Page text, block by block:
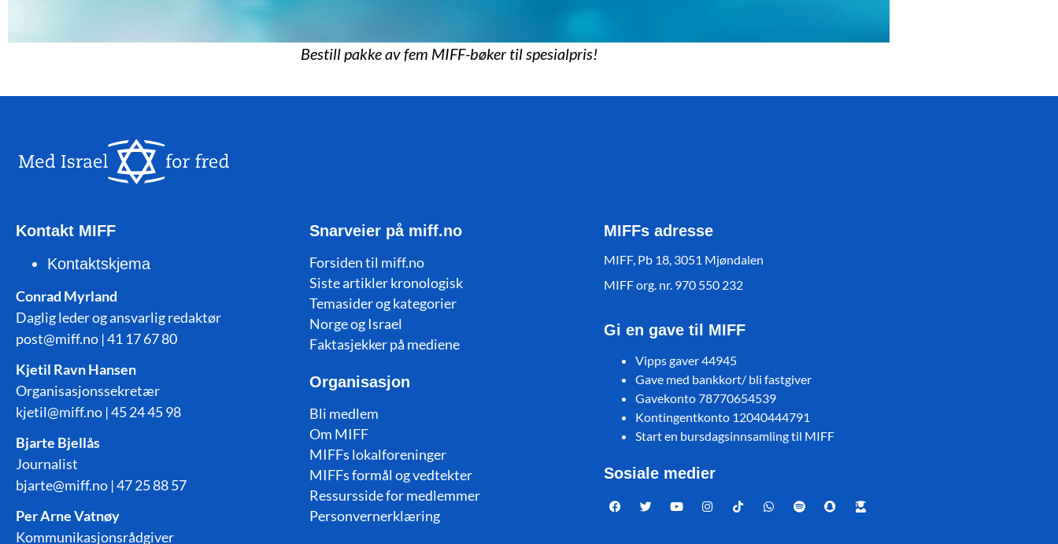
Bestill pakke av fem MIFF-bøker til spesialpris!
Kontakt MIFF
Kontaktskjema
Conrad Myrland
Daglig leder og ansvarlig redaktør
post@miff.no | 41 17 67 80
Kjetil Ravn Hansen
Organisasjonssekretær
kjetil@miff.no | 45 24 45 98
Bjarte Bjellås
Journalist
bjarte@miff.no | 47 25 88 57
Per Arne Vatnøy
Kommunikasjonsrådgiver
Snarveier på miff.no
Forsiden til miff.no
Siste artikler kronologisk
Temasider og kategorier
Norge og Israel
Faktasjekker på mediene
Organisasjon
Bli medlem
Om MIFF
MIFFs lokalforeninger
MIFFs formål og vedtekter
Ressursside for medlemmer
Personvernerklæring
MIFFs adresse
MIFF, Pb 18, 3051 Mjøndalen
MIFF org. nr. 970 550 232
Gi en gave til MIFF
Vipps gaver 44945
Gave med bankkort/ bli fastgiver
Gavekonto 78770654539
Kontingentkonto 12040444791
Start en bursdagsinnsamling til MIFF
Sosiale medier